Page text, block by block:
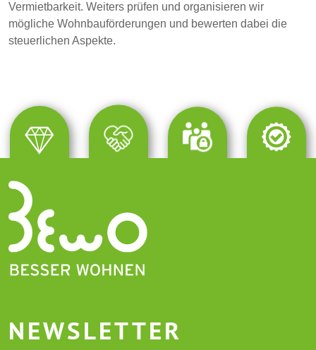
Vermietbarkeit. Weiters prüfen und organisieren wir
mögliche Wohnbauförderungen und bewerten dabei die
steuerlichen Aspekte.
NEWSLETTER